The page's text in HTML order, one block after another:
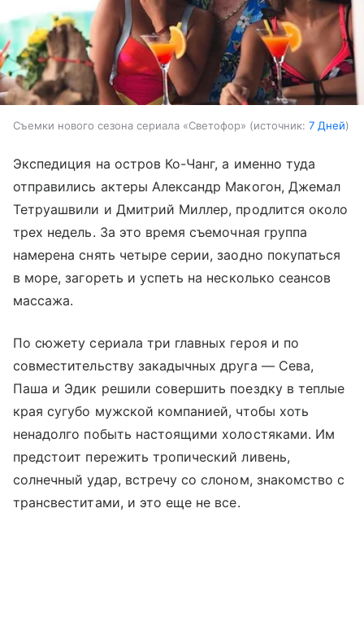
Съемки нового сезона сериала «Светофор» источник: 7 Дней
Экспедиция на остров Ко-Чанг, а именно туда
отправились актеры Александр Макогон, Джемал
Тетруашвили и Дмитрий Миллер, продлится около
трех недель. За это время съемочная группа
намерена снять четыре серии, заодно покупаться
в море, загореть и успеть на несколько сеансов
массажа.
По сюжету сериала три главных героя и по
совместительству закадычных друга — Сева,
Паша и Эдик решили совершить поездку в теплые
края сугубо мужской компанией, чтобы хоть
ненадолго побыть настоящими холостяками. Им
предстоит пережить тропический ливень,
солнечный удар, встречу со слоном, знакомство с
трансвеститами, и это еще не все.